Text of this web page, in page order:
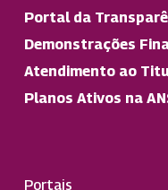
Portal da
Demonstrações
Atendimento ao
Planos Ativos na
Portais